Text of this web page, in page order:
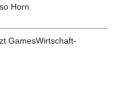
Horn.
GamesWirtschaft-